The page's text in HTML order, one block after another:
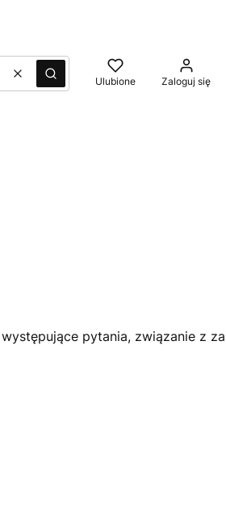
WyczyśćSzukaj Ulubione Zaloguj się
pytania, związanie z